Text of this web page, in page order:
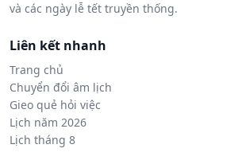
và các ngày lễ tết truyền thống.
Liên kết nhanh
Trang chủ
Chuyển đổi âm lịch
Gieo quẻ hỏi việc
Lịch năm 2026
Lịch tháng 8